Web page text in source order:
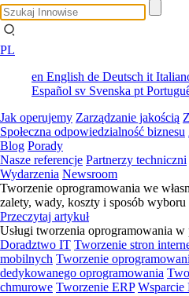
PL
en English de Deutsch it
Español sv Svenska pt
Jak operujemy Zarządzanie jakością
Społeczna odpowiedzialność biznesu
Blog Porady
Nasze referencje Partnerzy techniczni
Wydarzenia Newsroom
Tworzenie oprogramowania we
zalety, wady, koszty i sposób wyboru
Przeczytaj artykuł
Usługi tworzenia oprogramowania w
Doradztwo IT Tworzenie stron
mobilnych Tworzenie
dedykowanego oprogramowania
chmurowe Tworzenie ERP Wsparcie